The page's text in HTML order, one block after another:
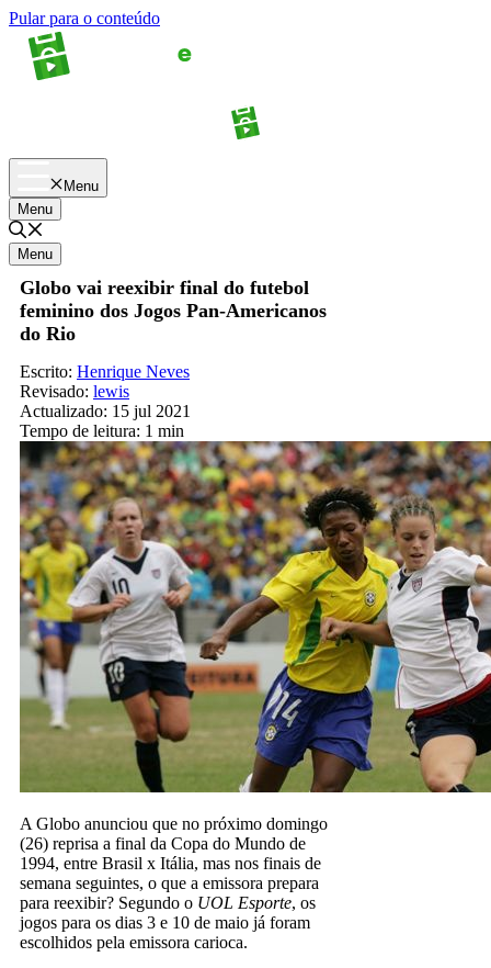
Pular para o conteúdo
Menu
Menu
Menu
Globo vai reexibir final do futebol
feminino dos Jogos Pan-Americanos
do Rio
Escrito: Henrique Neves
Revisado: lewis
Actualizado: 15 jul 2021
Tempo de leitura: 1 min
A Globo anunciou que no próximo domingo
(26) reprisa a final da Copa do Mundo de
1994, entre Brasil x Itália, mas nos finais de
semana seguintes, o que a emissora prepara
para reexibir? Segundo o UOL Esporte, os
jogos para os dias 3 e 10 de maio já foram
escolhidos pela emissora carioca.